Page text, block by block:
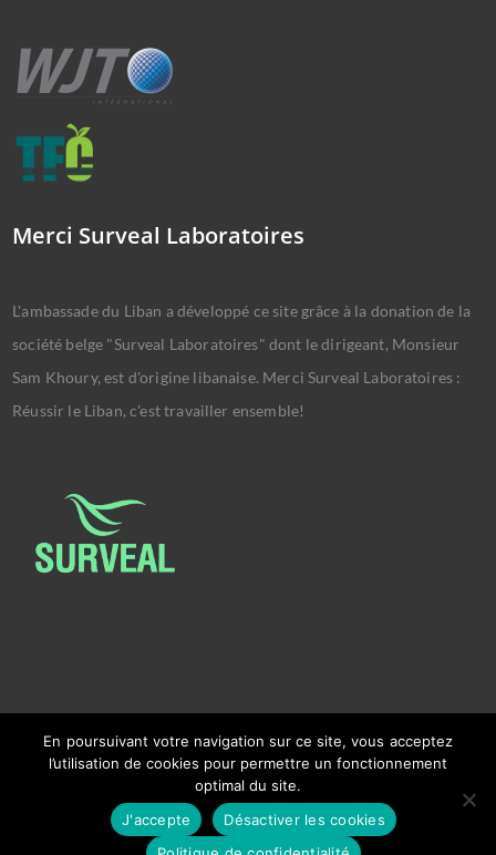
Merci Surveal Laboratoires
L'ambassade du Liban a développé ce site grâce à la donation de la
société belge "Surveal Laboratoires" dont le dirigeant, Monsieur
Sam Khoury, est d'origine libanaise. Merci Surveal Laboratoires :
Réussir le Liban, c'est travailler ensemble!
Copyright © 2026 Ambassade Du Liban Bruxelles.
Powered by Ralph El Khoury & Charbel Mitri
En poursuivant votre navigation sur ce site, vous acceptez
l’utilisation de cookies pour permettre un fonctionnement
optimal du site.
J'accepte
Désactiver les cookies